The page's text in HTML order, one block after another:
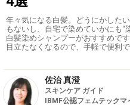
年々気になる白髪。どうにかした
もないし、自宅で染めていかにも“
白髪染めシャンプーがおすすめで
目立たなくなるので、手軽で便利で
佐治 真澄
スキンケア ガイド
IBMF公認フェムテックマ